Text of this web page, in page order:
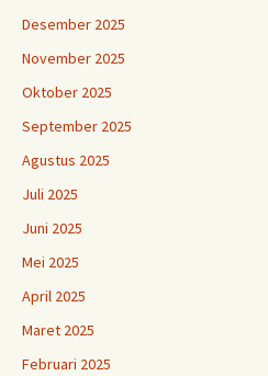
Desember 2025
November 2025
Oktober 2025
September 2025
Agustus 2025
Juli 2025
Juni 2025
Mei 2025
April 2025
Maret 2025
Februari 2025